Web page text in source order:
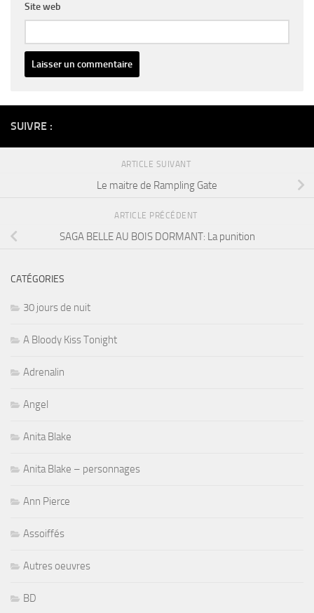
Site web
SUIVRE :
ARTICLE SUIVANT
Le maitre de Rampling Gate
ARTICLE PRÉCÉDENT
SAGA BELLE AU BOIS DORMANT: La punition
CATÉGORIES
30 jours de nuit
A Bloody Kiss Tonight
Adrenalin
Angel
Anita Blake
Anita Blake – personnages
Ann Pierce
Assoiffés
Autres oeuvres
BD